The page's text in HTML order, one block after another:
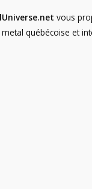
vous
québécoise et